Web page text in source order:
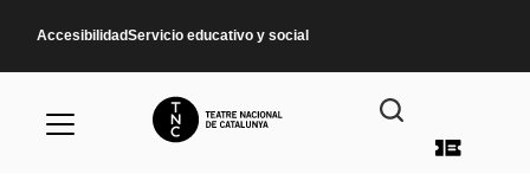
AccesibilidadServicio educativo y social
Menú